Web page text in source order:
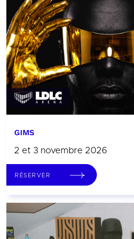
GIMS
2 et 3 novembre 2026
RÉSERVER